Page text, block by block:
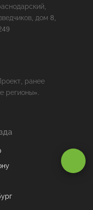
дом 8,
ранее
регионы».
обработку cookie и